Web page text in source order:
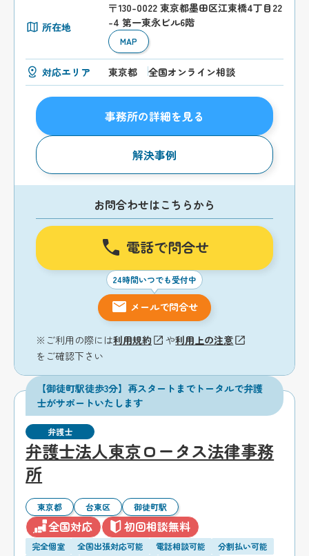
所在地
〒130-0022 東京都墨田区江東橋4丁目22
-4 第一東永ビル6階
MAP
対応エリア 東京都 全国オンライン相談
事務所の詳細を見る
解決事例
お問合わせはこちらから
電話で問合せ
24時間いつでも受付中
メールで問合せ
※ご利用の際には利用規約 や利用上の注意
をご確認下さい
【御徒町駅徒歩3分】再スタートまでトータルで弁護
士がサポートいたします
弁護士
弁護士法人東京ロータス法律事務
所
東京都 台東区 御徒町駅
全国対応 初回相談無料
完全個室 全国出張対応可能 電話相談可能
分割払い可能